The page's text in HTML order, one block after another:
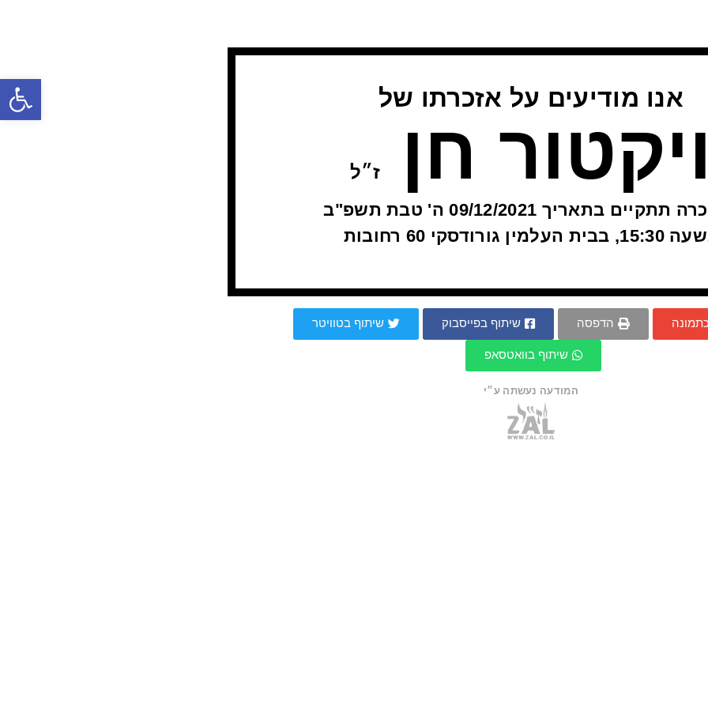
אנו מודיעים על אזכרתו של
ויקטור חן ז״ל
האזכרה תתקיים בתאריך 09/12/2021 ה' טבת תשפ"ב
בבית העלמין גורודסקי 60 רחובות
הדפסה שיתוף בפייסבוק שיתוף בטוויטר
שיתוף בוואטסאפ
המודעה נעשתה ע״י